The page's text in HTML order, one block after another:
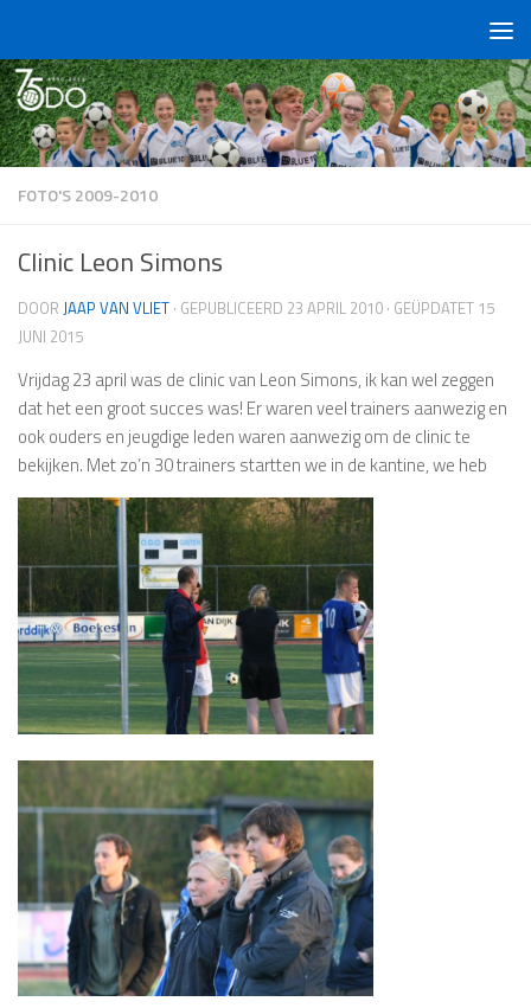
FOTO'S 2009-2010
Clinic Leon Simons
DOOR JAAP VAN VLIET · GEPUBLICEERD 23 APRIL 2010 · GEÜPDATET 15
JUNI 2015
Vrijdag 23 april was de clinic van Leon Simons, ik kan wel zeggen
dat het een groot succes was! Er waren veel trainers aanwezig en
ook ouders en jeugdige leden waren aanwezig om de clinic te
bekijken. Met zo’n 30 trainers startten we in de kantine, we heb